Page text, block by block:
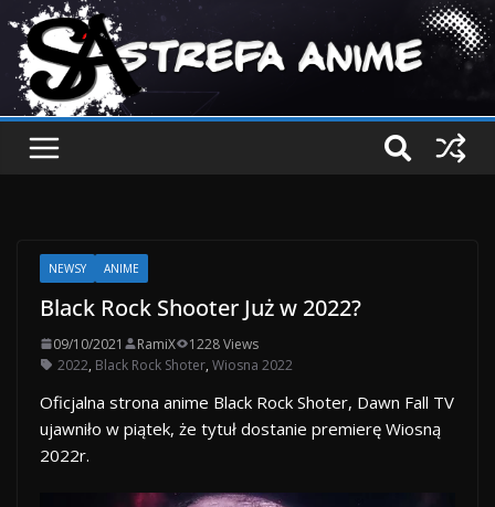
NEWSY ANIME
Black Rock Shooter Już w 2022?
09/10/2021 RamiX
1228 Views
2022, Black Rock Shoter, Wiosna 2022
Oficjalna strona anime Black Rock Shoter, Dawn Fall TV
ujawniło w piątek, że tytuł dostanie premierę Wiosną
2022r.